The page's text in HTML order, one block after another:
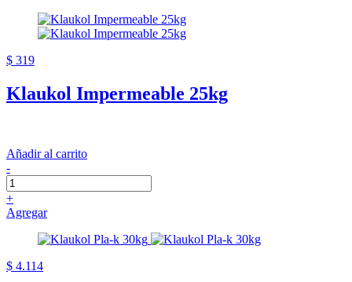
$ 319
Klaukol Impermeable 25kg
Añadir al carrito
-
+
Agregar
$ 4.114